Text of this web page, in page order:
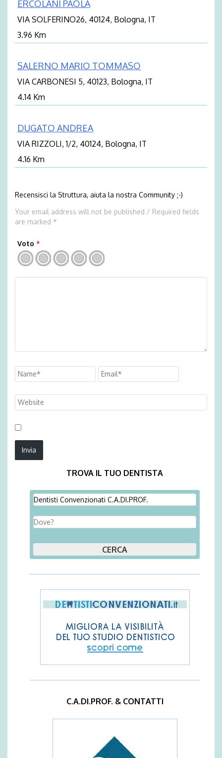
ERCOLANI PAOLA
VIA SOLFERINO26, 40124, Bologna, IT
3.96 Km
SALERNO MARIO TOMMASO
VIA CARBONESI 5, 40123, Bologna, IT
4.14 Km
DUGATO ANDREA
VIA RIZZOLI, 1/2, 40124, Bologna, IT
4.16 Km
Recensisci la Struttura, aiuta la nostra Community ;-)
Your email address will not be published / Required fields
are marked *
Voto *
TROVA IL TUO DENTISTA
C.A.DI.PROF. & CONTATTI